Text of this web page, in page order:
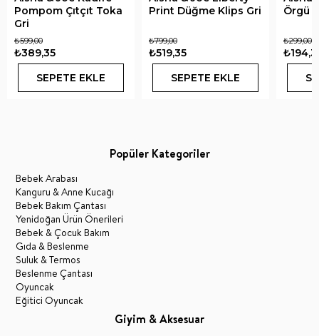
Pompom Çıtçıt Toka
Gri
₺389,35
₺599,00
SEPETE EKLE
Print Düğme Klips Gri
₺519,35
₺799,00
SEPETE EKLE
Örgü
₺299,00
Popüler Kategoriler
Bebek Arabası
Kanguru & Anne Kucağı
Bebek Bakım Çantası
Yenidoğan Ürün Önerileri
Bebek & Çocuk Bakım
Gıda & Beslenme
Suluk & Termos
Beslenme Çantası
Oyuncak
Eğitici Oyuncak
Giyim & Aksesuar